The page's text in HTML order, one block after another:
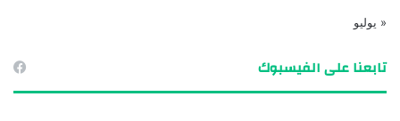
« يوليو
تابعنا على الفيسبوك